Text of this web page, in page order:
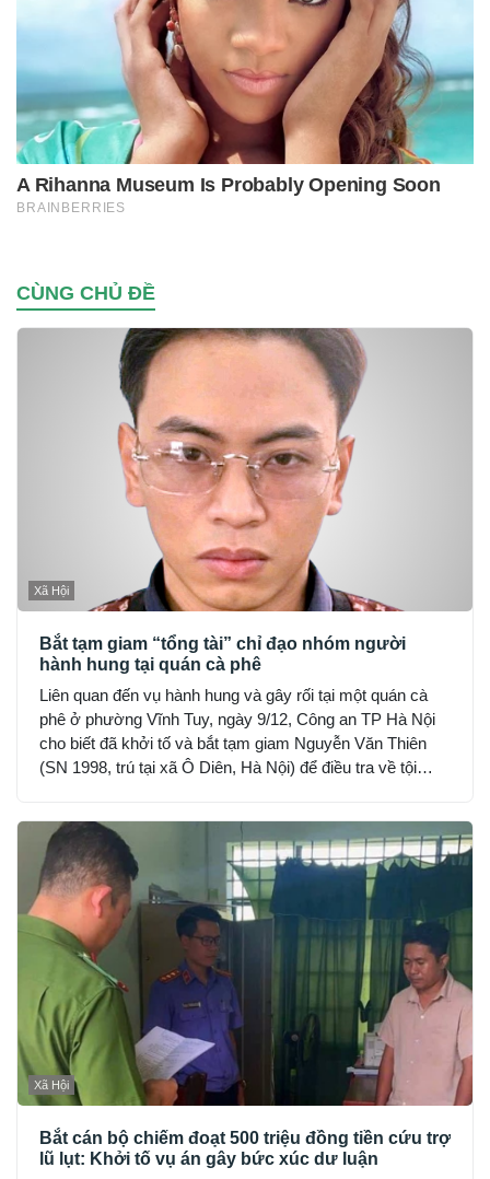
CÙNG CHỦ ĐỀ
Xã Hội
Bắt tạm giam “tổng tài” chỉ đạo nhóm người
hành hung tại quán cà phê
Liên quan đến vụ hành hung và gây rối tại một quán cà
phê ở phường Vĩnh Tuy, ngày 9/12, Công an TP Hà Nội
cho biết đã khởi tố và bắt tạm giam Nguyễn Văn Thiên
(SN 1998, trú tại xã Ô Diên, Hà Nội) để điều tra về tội
Xã Hội
Bắt cán bộ chiếm đoạt 500 triệu đồng tiền cứu trợ
lũ lụt: Khởi tố vụ án gây bức xúc dư luận